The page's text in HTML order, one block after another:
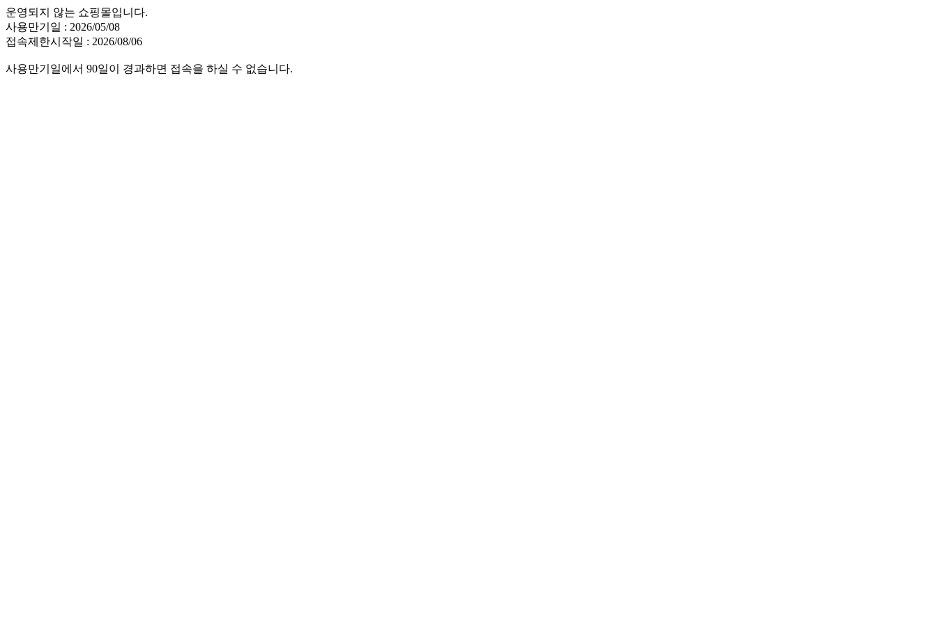
운영되지 않는 쇼핑몰입니다.
사용만기일 : 2026/05/08
접속제한시작일 : 2026/08/06
사용만기일에서 90일이 경과하면 접속을 하실 수 없습니다.